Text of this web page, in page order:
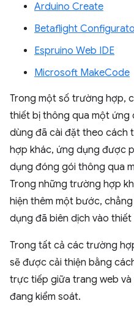
Arduino Create
Betaflight
Espruino Web IDE
Microsoft MakeCode
Trong một số trường hợp,
thiết bị thông qua một ứng
dùng đã cài đặt theo cách
hợp khác, ứng dụng được
dụng đóng gói thông qua
Trong những trường hợp
hiện thêm một bước,
dụng đã biên dịch vào
Trong tất cả các trường
sẽ được cải thiện bằng
trực tiếp giữa trang web
đang kiểm soát.